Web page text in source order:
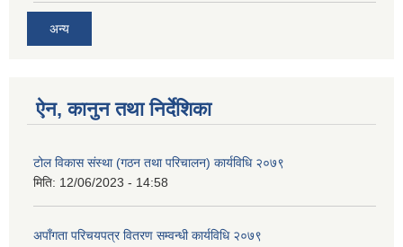
अन्य
ऐन, कानुन तथा निर्देशिका
टोल विकास संस्था (गठन तथा परिचालन) कार्यविधि २०७९
मिति: 12/06/2023 - 14:58
अपाँगता परिचयपत्र वितरण सम्वन्धी कार्यविधि २०७९